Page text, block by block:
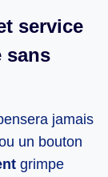
service
sans
jamais
un bouton
grimpe